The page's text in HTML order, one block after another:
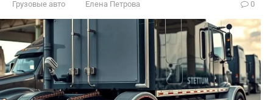
Грузовые авто Елена Петрова 0